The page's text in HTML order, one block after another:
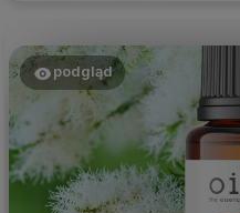
podgląd